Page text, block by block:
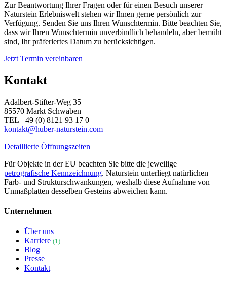
Zur Beantwortung Ihrer Fragen oder für einen Besuch unserer
Naturstein Erlebniswelt stehen wir Ihnen gerne persönlich zur
Verfügung. Senden Sie uns Ihren Wunschtermin. Bitte beachten Sie,
dass wir Ihren Wunschtermin unverbindlich behandeln, aber bemüht
sind, Ihr präferiertes Datum zu berücksichtigen.
Jetzt Termin vereinbaren
Kontakt
Adalbert-Stifter-Weg 35
85570 Markt Schwaben
TEL +49 (0) 8121 93 17 0
kontakt@huber-naturstein.com
Detaillierte Öffnungszeiten
Für Objekte in der EU beachten Sie bitte die jeweilige
petrografische Kennzeichnung. Naturstein unterliegt natürlichen
Farb- und Strukturschwankungen, weshalb diese Aufnahme von
Unmaßplatten desselben Gesteins abweichen kann.
Unternehmen
Über uns
Karriere (1)
Blog
Presse
Kontakt